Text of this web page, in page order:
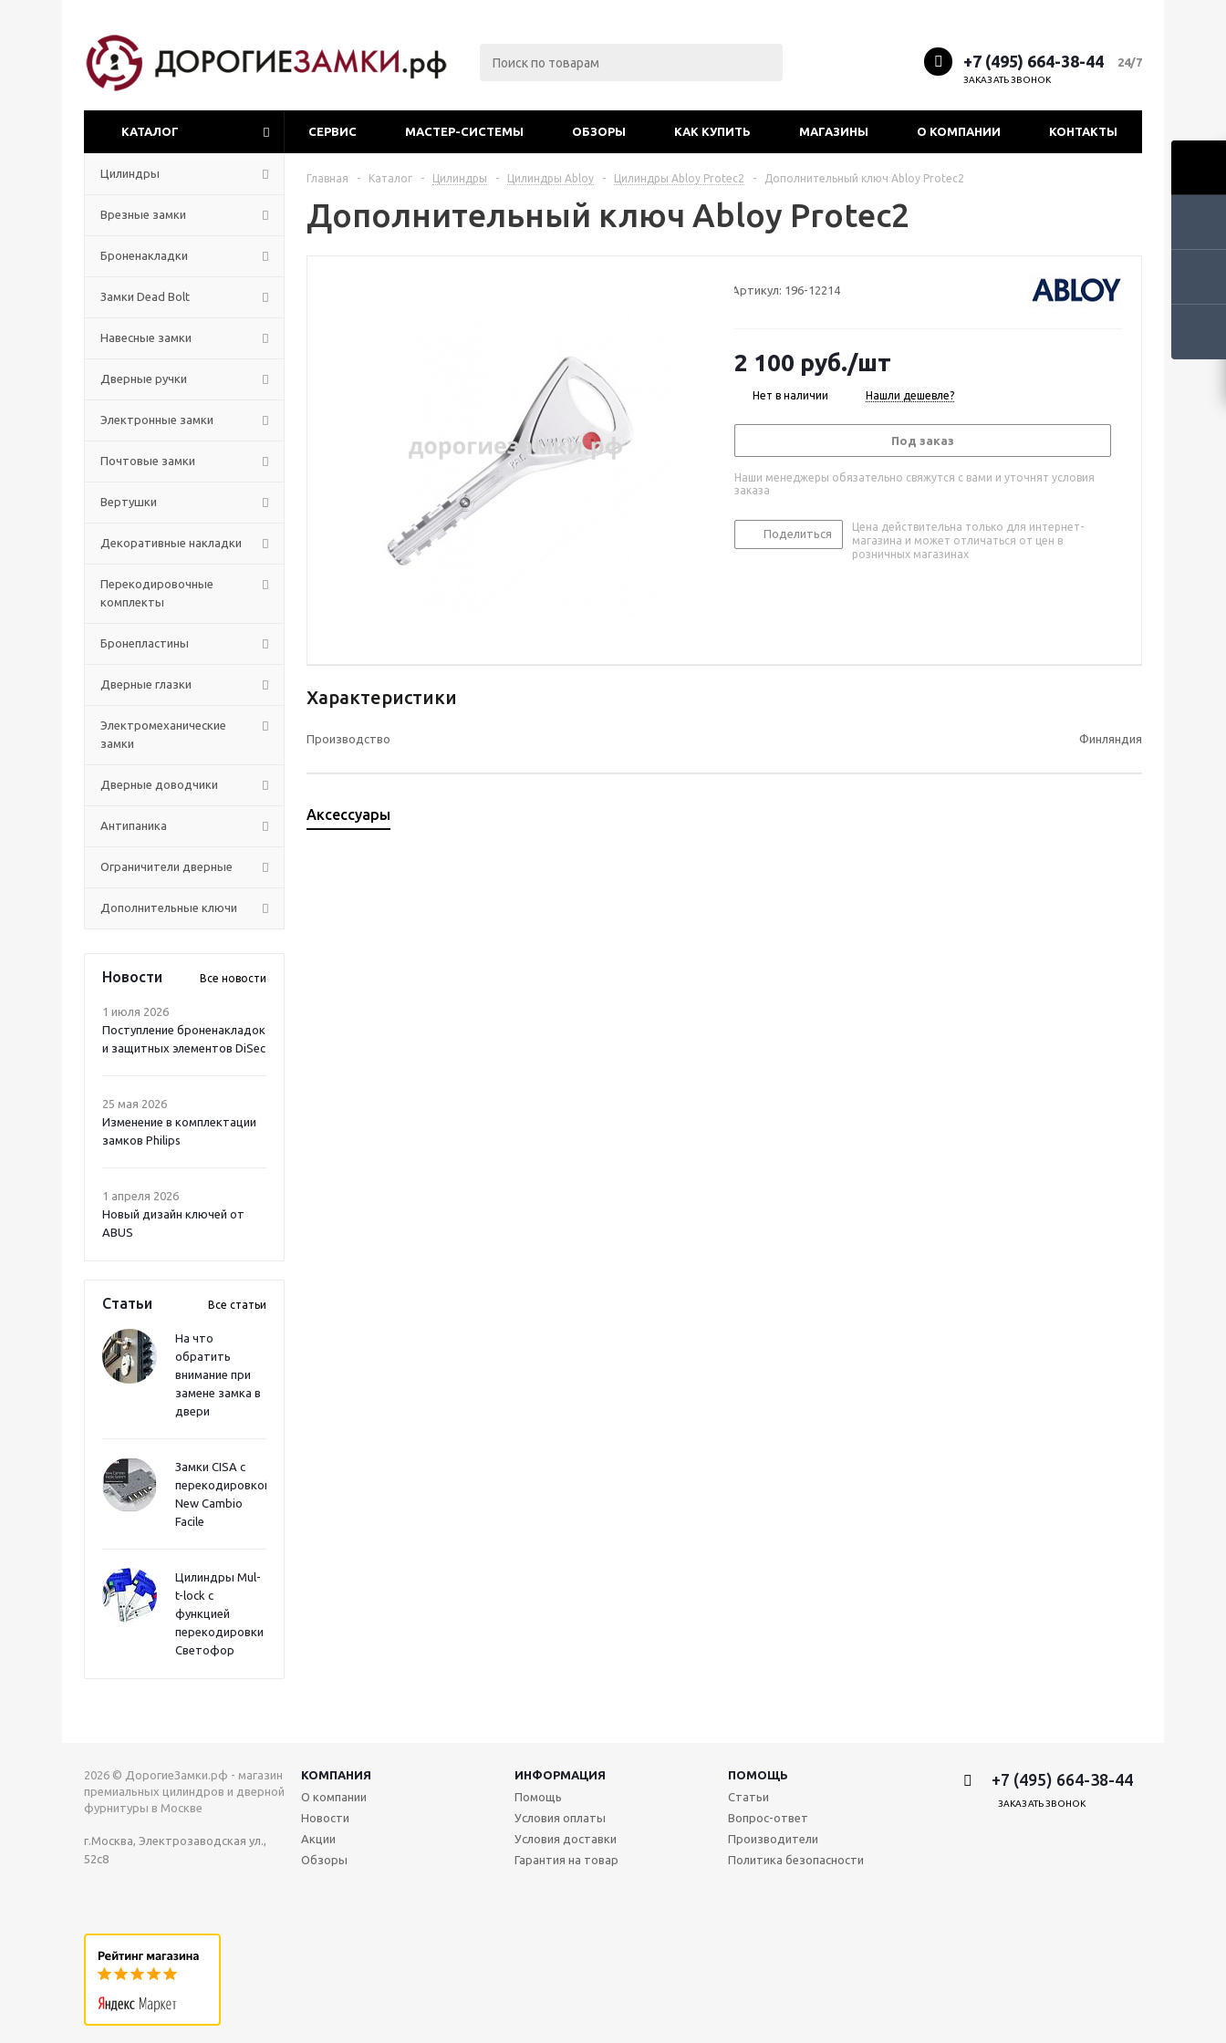
+7 (495) 664-38-44 24/7
ЗАКАЗАТЬ ЗВОНОК
КАТАЛОГ СЕРВИС МАСТЕР-СИСТЕМЫ ОБЗОРЫ КАК КУПИТЬ МАГАЗИНЫ О КОМПАНИИ КОНТАКТЫ
Цилиндры
Врезные замки
Броненакладки
Замки Dead Bolt
Навесные замки
Дверные ручки
Электронные замки
Почтовые замки
Вертушки
Декоративные накладки
Перекодировочные
комплекты
Бронепластины
Дверные глазки
Электромеханические
замки
Дверные доводчики
Антипаника
Ограничители дверные
Дополнительные ключи
Новости Все новости
1 июля 2026
Поступление броненакладок
и защитных элементов DiSec
25 мая 2026
Изменение в комплектации
замков Philips
1 апреля 2026
Новый дизайн ключей от
ABUS
Статьи Все статьи
На что
обратить
внимание при
замене замка в
двери
Замки CISA с
перекодировкой
New Cambio
Facile
Цилиндры Mul-
t-lock с
функцией
перекодировки
Светофор
Главная - Каталог - Цилиндры - Цилиндры Abloy - Цилиндры Abloy Protec2 - Дополнительный ключ Abloy Protec2
Дополнительный ключ Abloy Protec2
Артикул: 196-12214
2 100 руб./шт
Нет в наличии Нашли дешевле?
Под заказ
Наши менеджеры обязательно свяжутся с вами и уточнят условия
заказа
Поделиться
Цена действительна только для интернет-
магазина и может отличаться от цен в
розничных магазинах
Характеристики
Производство Финляндия
Аксессуары
2026 © ДорогиеЗамки.рф - магазин
премиальных цилиндров и дверной
фурнитуры в Москве
г.Москва, Электрозаводская ул.,
52с8
КОМПАНИЯ ИНФОРМАЦИЯ
ПОМОЩЬ
О компании
Новости
Акции
Обзоры
Помощь
Условия оплаты
Условия доставки
Гарантия на товар
Статьи
Вопрос-ответ
Производители
Политика безопасности
+7 (495) 664-38-44
ЗАКАЗАТЬ ЗВОНОК